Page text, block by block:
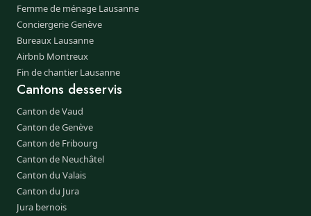
Femme de ménage Lausanne
Conciergerie Genève
Bureaux Lausanne
Airbnb Montreux
Fin de chantier Lausanne
Cantons desservis
Canton de Vaud
Canton de Genève
Canton de Fribourg
Canton de Neuchâtel
Canton du Valais
Canton du Jura
Jura bernois